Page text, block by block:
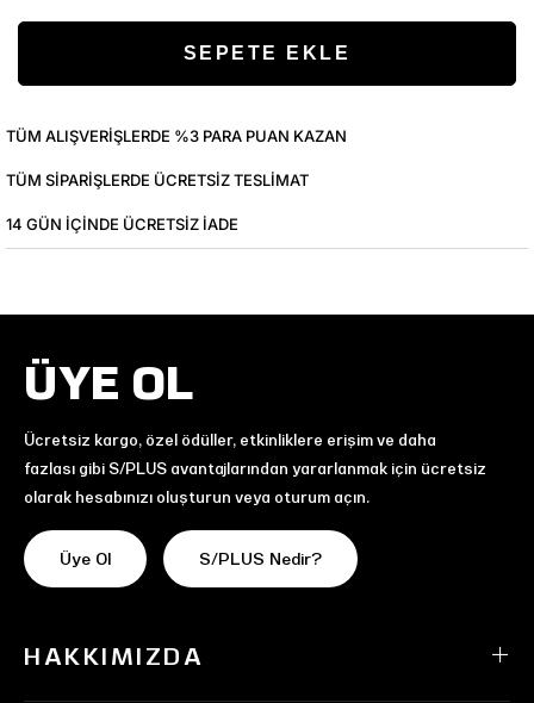
TÜM ALIŞVERIŞLERDE %3 PARA PUAN KAZAN
TÜM SIPARIŞLERDE ÜCRETSIZ TESLIMAT
14 GÜN IÇINDE ÜCRETSIZ IADE
ÜYE OL
Ücretsiz kargo, özel ödüller, etkinliklere erişim ve daha
fazlası gibi S/PLUS avantajlarından yararlanmak için ücretsiz
olarak hesabınızı oluşturun veya oturum açın.
Üye Ol S/PLUS Nedir?
HAKKIMIZDA